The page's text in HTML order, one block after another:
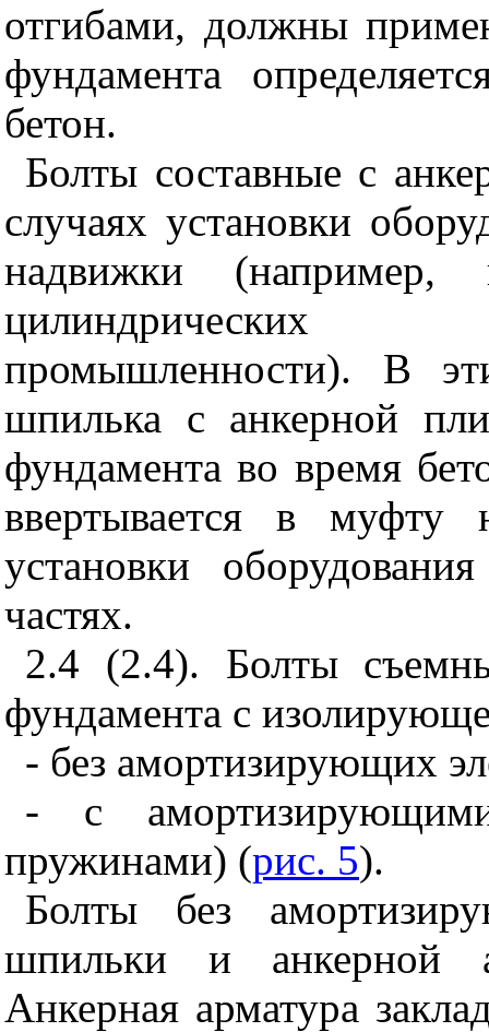
отгибами, должны
фундамента
бетон.
Болты составные с
случаях установки
надвижки (например,
цилиндрических
промышленности). В
шпилька с анкерной
фундамента во время
ввертывается в
установки
частях.
2.4 (2.4). Болты
фундамента с
- без амортизирующих
- с
пружинами) (рис. 5).
Болты без
шпильки и анкерной
Анкерная арматура